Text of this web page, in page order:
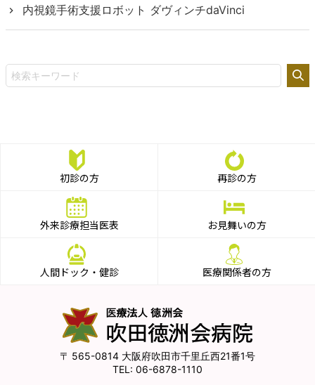
内視鏡手術支援ロボット ダヴィンチdaVinci
初診の方 再診の方
外来診療担当医表 お見舞いの方
人間ドック・健診 医療関係者の方
565-0814 大阪府吹田市千里丘西21番1号
06-6878-1110